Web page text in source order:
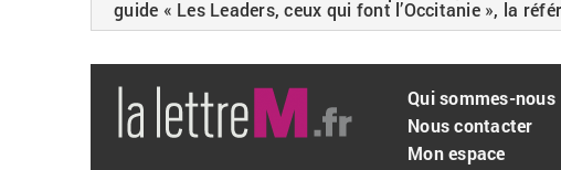
guide « Les Leaders, ceux qui font l’Occitanie », la
Qui sommes-nous
Nous contacter
Mon espace